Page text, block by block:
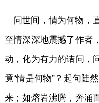
问世间，情为何物
至情深深地震撼了作者
动，化为有力的诘问，
竟“情是何物”？起句陡
来；如熔岩沸腾，奔涌